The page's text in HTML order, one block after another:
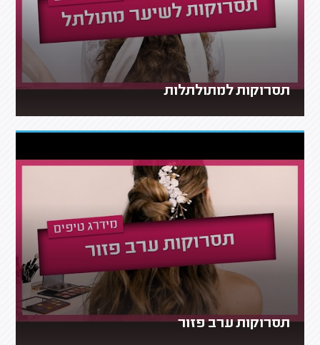
תסרוקות למתולתלות
תסרוקות ערב פזור